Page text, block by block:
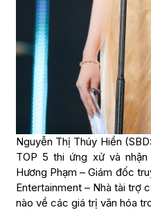
Nguyễn Thị Thúy Hiền
TOP 5 thi ứng xử và
Hương Phạm – Giám đốc
Entertainment – Nhà tài trợ
nào về các giá trị văn hóa